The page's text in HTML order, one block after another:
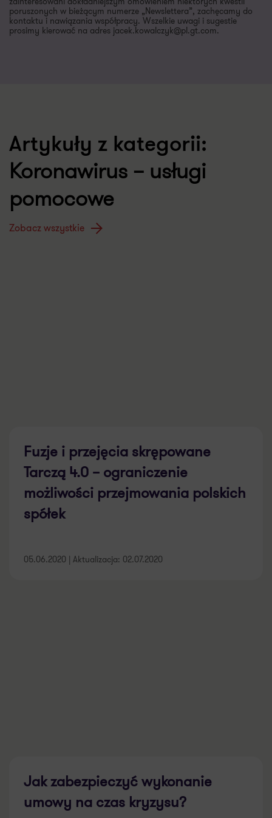
poruszonych w bieżącym numerze „Newslettera”, zachęcamy do
kontaktu i nawiązania współpracy. Wszelkie uwagi i sugestie
prosimy kierować na adres jacek.kowalczyk@pl.gt.com.
Artykuły z kategorii:
Koronawirus – usługi
pomocowe
Zobacz wszystkie
Fuzje i przejęcia skrępowane
Tarczą 4.0 – ograniczenie
możliwości przejmowania polskich
spółek
05.06.2020 | Aktualizacja: 02.07.2020
Jak zabezpieczyć wykonanie
umowy na czas kryzysu?